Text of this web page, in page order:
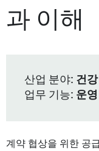
과 이해
산업 분야: 건강
업무 기능: 운영
계약 협상을 위한 공